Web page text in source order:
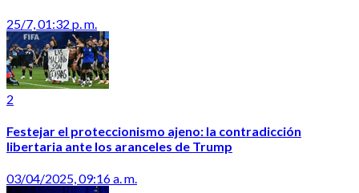
25/7, 01:32 p. m.
2
Festejar el proteccionismo ajeno: la contradicción
libertaria ante los aranceles de Trump
03/04/2025, 09:16 a. m.